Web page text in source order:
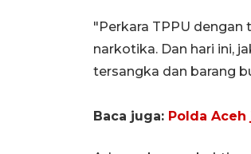
"Perkara TPPU
narkotika. Dan hari ini,
tersangka dan barang
Baca juga: Polda